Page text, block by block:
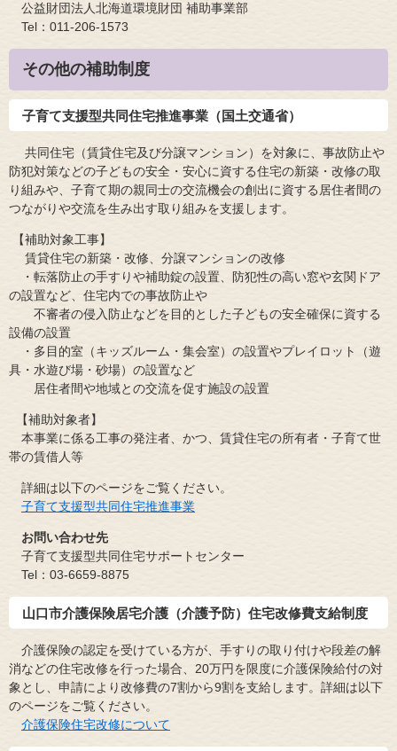
公益財団法人北海道環境財団 補助事業部
Tel：011-206-1573
その他の補助制度
子育て支援型共同住宅推進事業（国土交通省）
共同住宅（賃貸住宅及び分譲マンション）を対象に、事故防止や
防犯対策などの子どもの安全・安心に資する住宅の新築・改修の取
り組みや、子育て期の親同士の交流機会の創出に資する居住者間の
つながりや交流を生み出す取り組みを支援します。
【補助対象工事】
賃貸住宅の新築・改修、分譲マンションの改修
​ ・転落防止の手すりや補助錠の設置、防犯性の高い窓や玄関ドア
の設置など、住宅内での事故防止や
不審者の侵入防止などを目的とした子どもの安全確保に資する
設備の設置
​ ・多目的室（キッズルーム・集会室）の設置やプレイロット（遊
具・水遊び場・砂場）の設置など
居住者間や地域との交流を促す施設の設置
【補助対象者】
本事業に係る工事の発注者、かつ、賃貸住宅の所有者・子育て世
帯の賃借人等
詳細は以下のページをご覧ください。
子育て支援型共同住宅推進事業​
お問い合わせ先
子育て支援型共同住宅サポートセンター
Tel：03-6659-8875
山口市介護保険居宅介護（介護予防）住宅改修費支給制度
介護保険の認定を受けている方が、手すりの取り付けや段差の解
消などの住宅改修を行った場合、20万円を限度に介護保険給付の対
象とし、申請により改修費の7割から9割を支給します。詳細は以下
のページをご覧ください。​
介護保険住宅改修について​